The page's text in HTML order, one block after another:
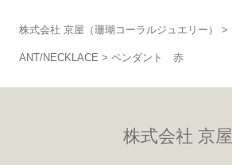
株式会社 京屋（珊瑚コーラルジュエリー） >
ANT/NECKLACE > ペンダント 赤
株式会社 京屋